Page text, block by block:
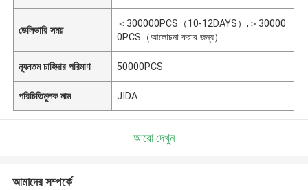
ডেলিভারি সময়
＜300000PCS（10-12DAYS）,＞30000
0PCS（আলোচনা করার জন্য）
ন্যূনতম চাহিদার পরিমাণ 50000PCS
পরিচিতিমুলক নাম JIDA
আরো দেখুন
আমাদের সম্পর্কে